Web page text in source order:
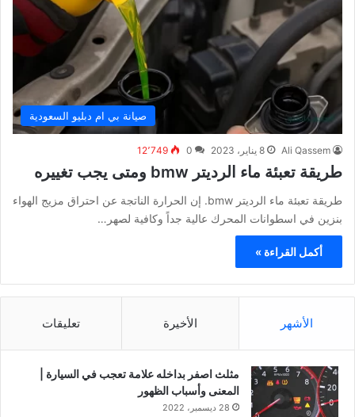
صيانة بي ام دبليو السعودية
Ali Qassem 8 يناير، 2023 0 12٬749
طريقة تعبئة ماء الرديتر bmw ومتى يجب تغييره
طريقة تعبئة ماء الرديتر bmw. إن الحرارة الناتجة عن احتراق مزيج الهواء
بنزين في اسطوانات المحرك عالية جداً وكافية لصهر…
أكمل القراءة »
الأشهر الأخيرة تعليقات
مثلث اصفر بداخله علامة تعجب في السيارة |
المعنى وأسباب الظهور
28 ديسمبر، 2022